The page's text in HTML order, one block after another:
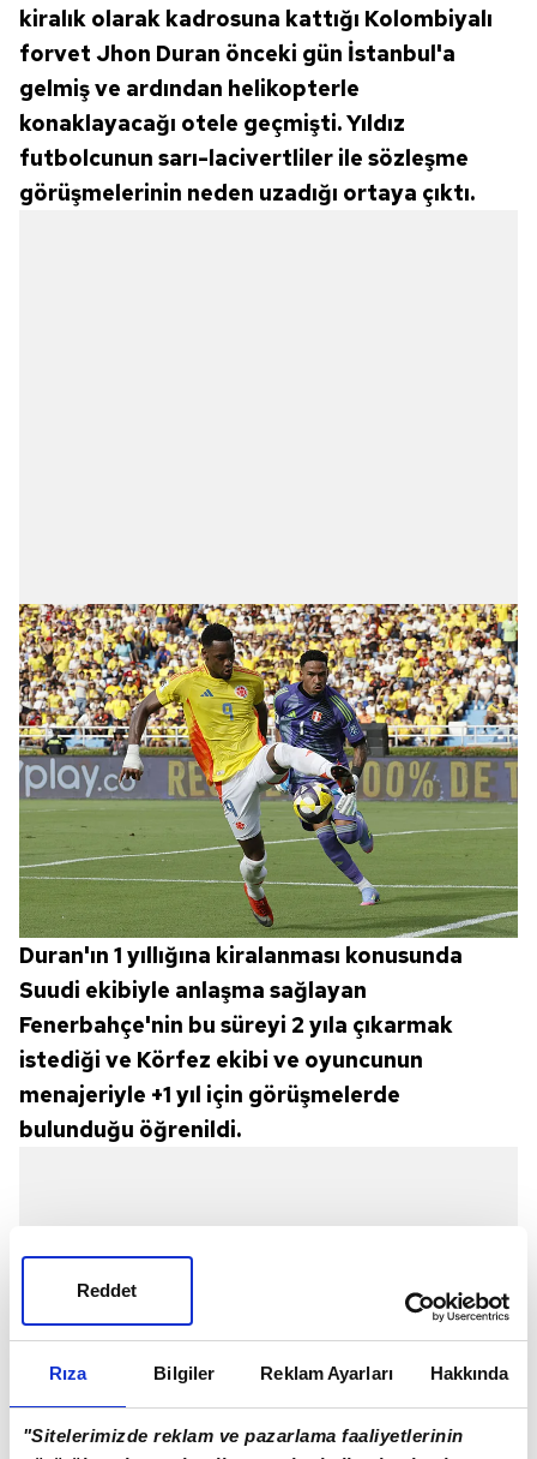
Rıza Bilgiler Reklam Ayarları Hakkında
"Sitelerimizde reklam ve pazarlama faaliyetlerinin
Reddet
kiralık olarak kadrosuna kattığı Kolombiyalı
forvet Jhon Duran önceki gün İstanbul'a
gelmiş ve ardından helikopterle
konaklayacağı otele geçmişti. Yıldız
futbolcunun sarı-lacivertliler ile sözleşme
görüşmelerinin neden uzadığı ortaya çıktı.
Duran'ın 1 yıllığına kiralanması konusunda
Suudi ekibiyle anlaşma sağlayan
Fenerbahçe'nin bu süreyi 2 yıla çıkarmak
istediği ve Körfez ekibi ve oyuncunun
menajeriyle +1 yıl için görüşmelerde
bulunduğu öğrenildi.